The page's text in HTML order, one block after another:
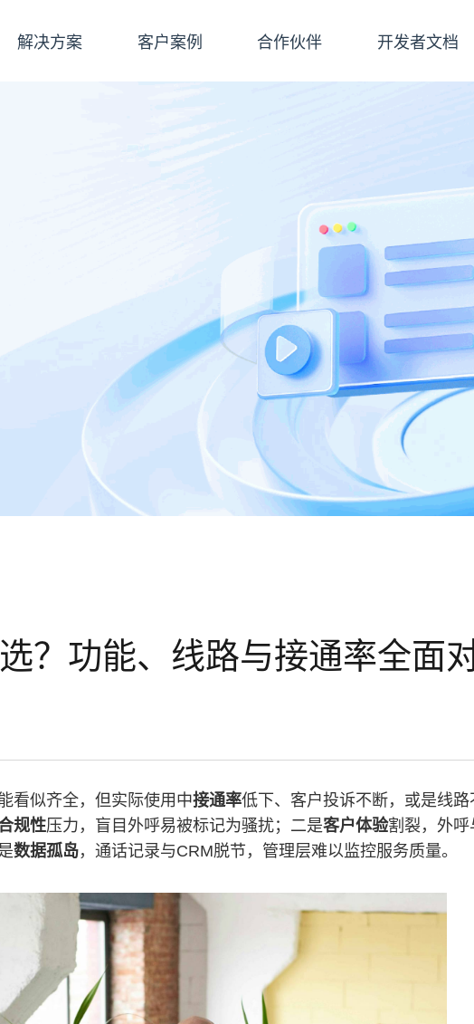
解决方案 客户案例 合作伙伴 开发者文档
？功能、线路与接通率全面
看似齐全，但实际使用中接通率低下、客户投诉不断，或是线
规性压力，盲目外呼易被标记为骚扰；二是客户体验割裂，外呼
数据孤岛，通话记录与CRM脱节，管理层难以监控服务质量。